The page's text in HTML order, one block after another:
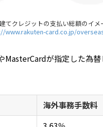
てクレジットの支払い総額のイメ
www.rakuten-card.co.jp/
MasterCardが指定した為
海外事務手数料